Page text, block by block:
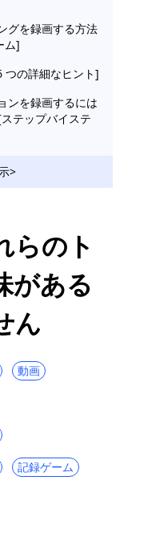
グを録画する方法
ム]
つの詳細なヒント]
ンを録画するには
テップバイステ
>
らのト
がある
ん
動画
記録ゲーム